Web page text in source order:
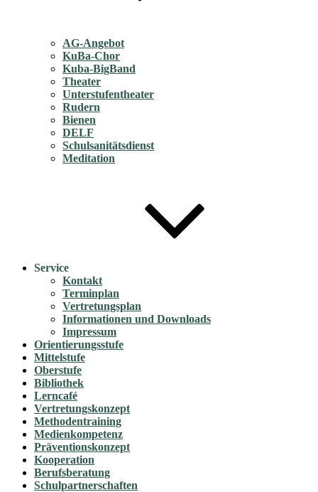
AG-Angebot
KuBa-Chor
Kuba-BigBand
Theater
Unterstufentheater
Rudern
Bienen
DELF
Schulsanitätsdienst
Meditation
Service
Kontakt
Terminplan
Vertretungsplan
Informationen und Downloads
Impressum
Orientierungsstufe
Mittelstufe
Oberstufe
Bibliothek
Lerncafé
Vertretungskonzept
Methodentraining
Medienkompetenz
Präventionskonzept
Kooperation
Berufsberatung
Schulpartnerschaften